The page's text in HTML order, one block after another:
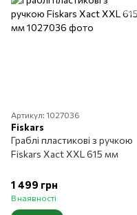
Артикул: 1027036
Fiskars
Граблі пластикові з ручкою
Fiskars Xact XXL 615 мм
1 499 грн
В наявності